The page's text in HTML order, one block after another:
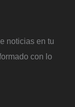
noticias en tu
con lo